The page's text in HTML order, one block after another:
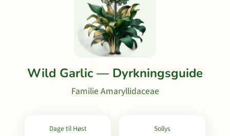
Wild Garlic — Dyrkningsguide
Familie Amaryllidaceae
Dage til Høst Sollys